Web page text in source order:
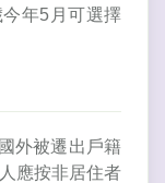
年5月可選擇
外被遷出戶籍
應按非居住者